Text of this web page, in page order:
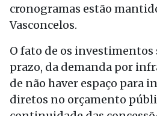
cronogramas estão
Vasconcelos.
O fato de os investimentos
prazo, da demanda por
de não haver espaço para
diretos no orçamento